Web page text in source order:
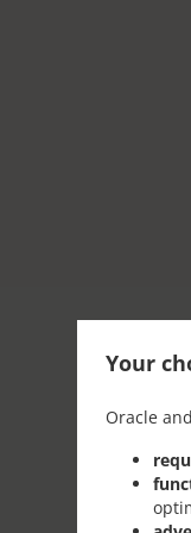
Your
Oracle